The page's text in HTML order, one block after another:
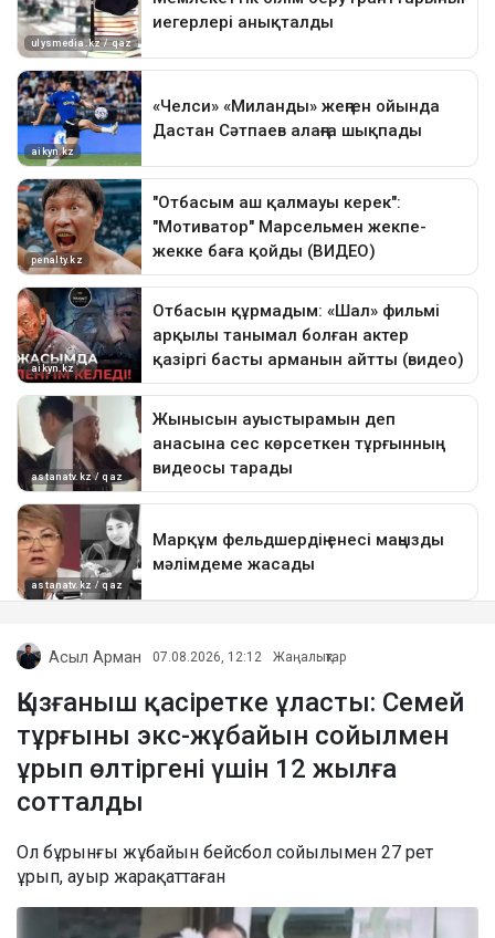
Асыл Арман 07.08.2026, 12:12 Жаңалықтар
Қызғаныш қасіретке ұласты: Семей
тұрғыны экс-жұбайын сойылмен
ұрып өлтіргені үшін 12 жылға
сотталды
Ол бұрынғы жұбайын бейсбол сойылымен 27 рет
ұрып, ауыр жарақаттаған